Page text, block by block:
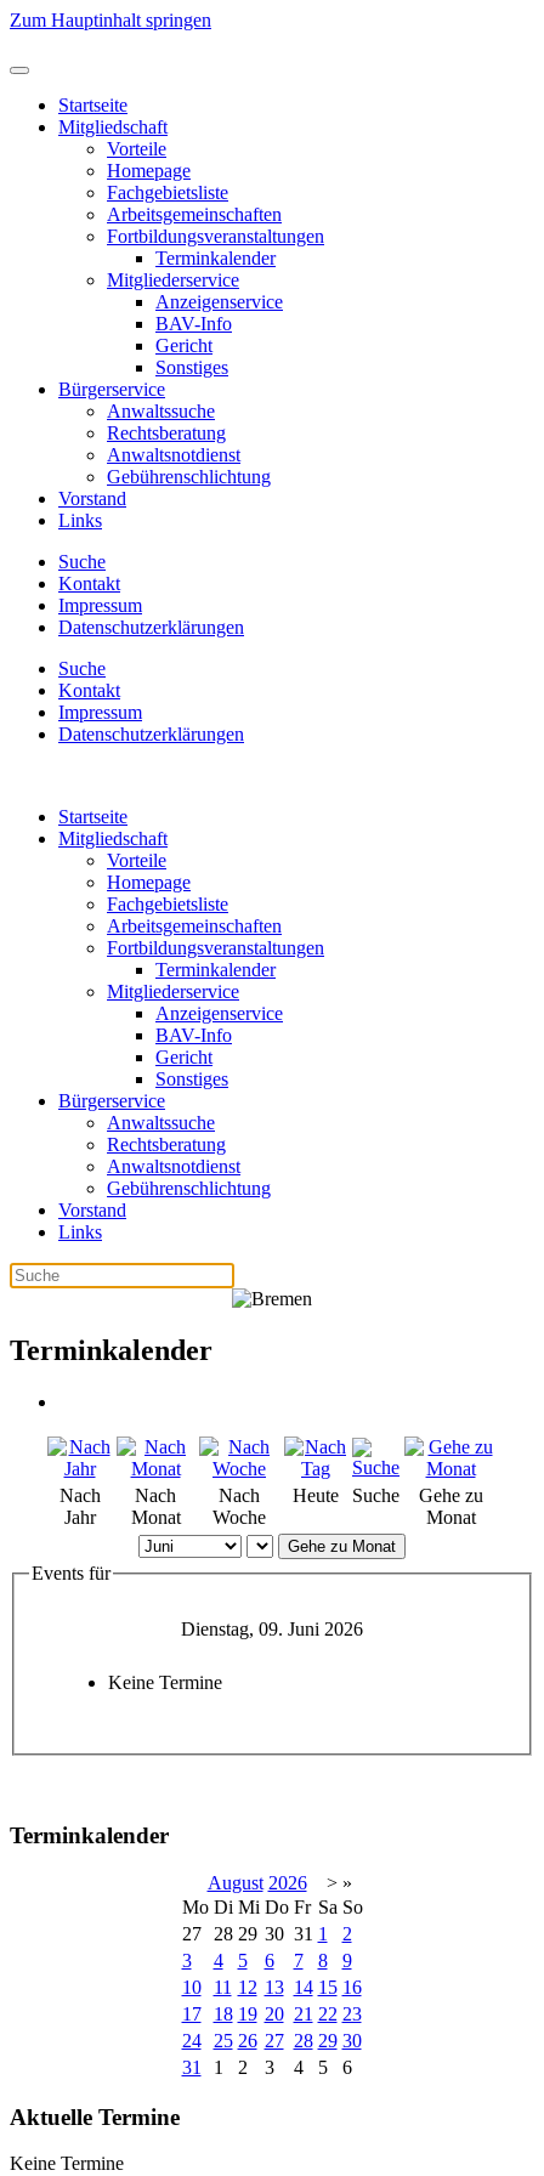
Zum Hauptinhalt springen
Startseite
Mitgliedschaft
Vorteile
Homepage
Fachgebietsliste
Arbeitsgemeinschaften
Fortbildungsveranstaltungen
Terminkalender
Mitgliederservice
Anzeigenservice
BAV-Info
Gericht
Sonstiges
Bürgerservice
Anwaltssuche
Rechtsberatung
Anwaltsnotdienst
Gebührenschlichtung
Vorstand
Links
Suche
Kontakt
Impressum
Datenschutzerklärungen
Suche
Kontakt
Impressum
Datenschutzerklärungen
Startseite
Mitgliedschaft
Vorteile
Homepage
Fachgebietsliste
Arbeitsgemeinschaften
Fortbildungsveranstaltungen
Terminkalender
Mitgliederservice
Anzeigenservice
BAV-Info
Gericht
Sonstiges
Bürgerservice
Anwaltssuche
Rechtsberatung
Anwaltsnotdienst
Gebührenschlichtung
Vorstand
Links
Terminkalender
Nach
Jahr
Nach
Monat
Nach
Woche
Heute Suche
Gehe zu
Monat
Gehe zu Monat
Events für
Dienstag, 09. Juni 2026
Keine Termine
Terminkalender
August 2026 > »
Mo Di Mi Do Fr Sa So
27
28 29 30 31 1
2
3
4 5 6 7 8
9
10
11 12 13 14 15 16
17
18 19 20 21 22 23
24
25 26 27 28 29 30
31
1 2 3 4 5 6
Aktuelle Termine
Keine Termine